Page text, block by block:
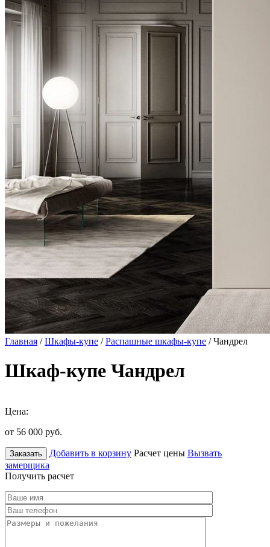
Главная /Шкафы-купе /Распашные шкафы-купе / Чандрел
Шкаф-купе Чандрел
Цена:
от 56 000 руб.
Заказать Добавить в корзину Расчет цены Вызвать
замерщика
Получить расчет